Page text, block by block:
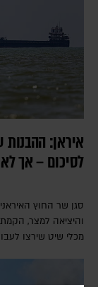
איראן:
לסיכום – אך
סגן שר החוץ
והיציאה למצר,
מכלי שיט שירצו